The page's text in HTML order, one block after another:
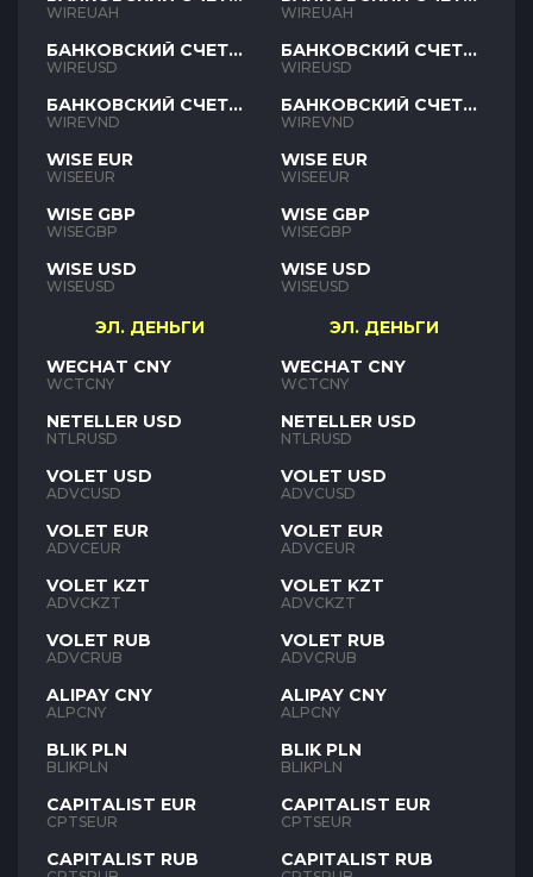
UAH
WIREUAH
БАНКОВСКИЙ СЧЕТ
USD
WIREUSD
БАНКОВСКИЙ СЧЕТ
VND
WIREVND
WISE EUR
WISEEUR
WISE GBP
WISEGBP
WISE USD
WISEUSD
ЭЛ. ДЕНЬГИ
WECHAT CNY
WCTCNY
NETELLER USD
NTLRUSD
VOLET USD
ADVCUSD
VOLET EUR
ADVCEUR
VOLET KZT
ADVCKZT
VOLET RUB
ADVCRUB
ALIPAY CNY
ALPCNY
BLIK PLN
BLIKPLN
CAPITALIST EUR
CPTSEUR
CAPITALIST RUB
UAH
WIREUAH
БАНКОВСКИЙ СЧЕТ
USD
WIREUSD
БАНКОВСКИЙ СЧЕТ
VND
WIREVND
WISE EUR
WISEEUR
WISE GBP
WISEGBP
WISE USD
WISEUSD
ЭЛ. ДЕНЬГИ
WECHAT CNY
WCTCNY
NETELLER USD
NTLRUSD
VOLET USD
ADVCUSD
VOLET EUR
ADVCEUR
VOLET KZT
ADVCKZT
VOLET RUB
ADVCRUB
ALIPAY CNY
ALPCNY
BLIK PLN
BLIKPLN
CAPITALIST EUR
CPTSEUR
CAPITALIST RUB